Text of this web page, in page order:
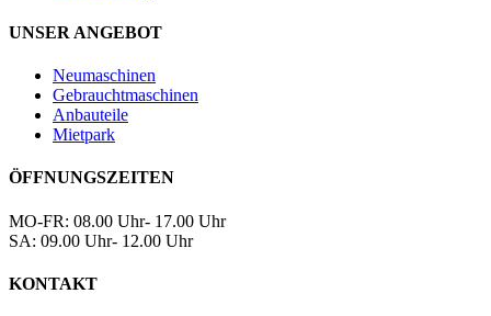
UNSER ANGEBOT
Neumaschinen
Gebrauchtmaschinen
Anbauteile
Mietpark
ÖFFNUNGSZEITEN
MO-FR: 08.00 Uhr- 17.00 Uhr
SA: 09.00 Uhr- 12.00 Uhr
KONTAKT